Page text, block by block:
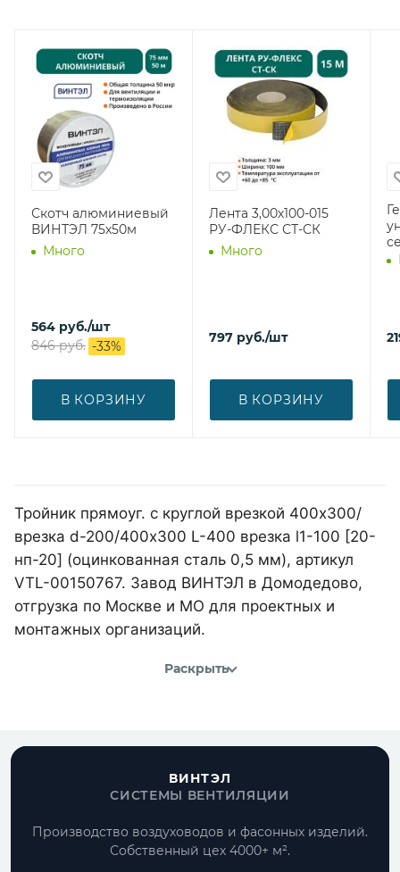
Скотч алюминиевый
ВИНТЭЛ 75х50м
Много
564 руб./шт
846руб. -33%
В КОРЗИНУ
Лента 3,00х100-015
РУ-ФЛЕКС СТ-СК
Много
797 руб./шт
В КОРЗИНУ
Тройник прямоуг. с круглой врезкой 400х300/
врезка d-200/400х300 L-400 врезка l1-100 [20-
нп-20] (оцинкованная сталь 0,5 мм), артикул
VTL-00150767. Завод ВИНТЭЛ в Домодедово,
отгрузка по Москве и МО для проектных и
монтажных организаций.
Раскрыть
ВИНТЭЛ
СИСТЕМЫ ВЕНТИЛЯЦИИ
Производство воздуховодов и фасонных изделий.
Собственный цех 4000+ м².